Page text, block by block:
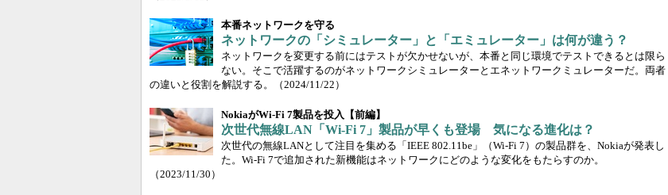
本番ネットワークを守る
ネットワークの「シミュレーター」と「エミュレーター」は何が違う？
ネットワークを変更する前にはテストが欠かせないが、本番と同じ環境でテストできるとは限ら
ない。そこで活躍するのがネットワークシミュレーターとエネットワークミュレーターだ。両者
の違いと役割を解説する。
（2024/11/22）
NokiaがWi-Fi 7製品を投入【前編】
次世代無線LAN「Wi-Fi 7」製品が早くも登場 気になる進化は？
次世代の無線LANとして注目を集める「IEEE 802.11be」（Wi-Fi 7）の製品群を、Nokiaが発表し
た。Wi-Fi 7で追加された新機能はネットワークにどのような変化をもたらすのか。
（2023/11/30）